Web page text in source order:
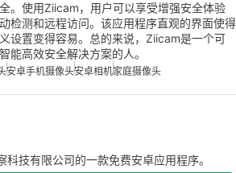
。使用Ziicam，用户可以享受增强安全体验
检测和远程访问。该应用程序直观的界面使得
设置变得容易。总的来说，Ziicam是一个可
能高效安全解决方案的人。
安卓手机摄像头安卓相机家庭摄像头
科技有限公司的一款免费安卓应用程序。